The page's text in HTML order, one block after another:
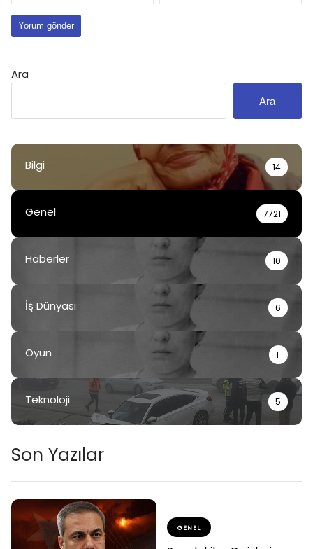
Ara
Ara
Bilgi 14
Genel 7721
Haberler 10
İş Dünyası 6
Oyun 1
Teknoloji 5
Son Yazılar
GENEL